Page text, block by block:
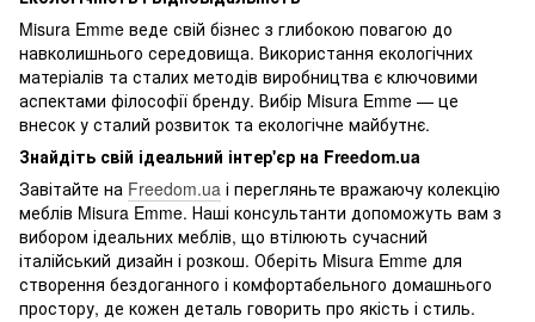
Misura Emme веде свій бізнес з глибокою повагою до
навколишнього середовища. Використання екологічних
матеріалів та сталих методів виробництва є ключовими
аспектами філософії бренду. Вибір Misura Emme — це
внесок у сталий розвиток та екологічне майбутнє.
Знайдіть свій ідеальний інтер'єр на Freedom.ua
Завітайте на Freedom.ua і перегляньте вражаючу колекцію
меблів Misura Emme. Наші консультанти допоможуть вам з
вибором ідеальних меблів, що втілюють сучасний
італійський дизайн і розкош. Оберіть Misura Emme для
створення бездоганного і комфортабельного домашнього
простору, де кожен деталь говорить про якість і стиль.